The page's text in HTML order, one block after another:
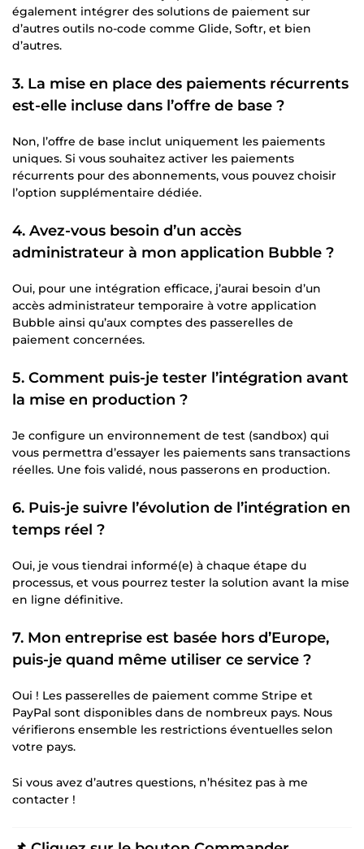
également intégrer des solutions de paiement sur
d’autres outils no-code comme Glide, Softr, et bien
d’autres.
3. La mise en place des paiements récurrents
est-elle incluse dans l’offre de base ?
Non, l’offre de base inclut uniquement les paiements
uniques. Si vous souhaitez activer les paiements
récurrents pour des abonnements, vous pouvez choisir
l’option supplémentaire dédiée.
4. Avez-vous besoin d’un accès
administrateur à mon application Bubble ?
Oui, pour une intégration efficace, j’aurai besoin d’un
accès administrateur temporaire à votre application
Bubble ainsi qu’aux comptes des passerelles de
paiement concernées.
5. Comment puis-je tester l’intégration avant
la mise en production ?
Je configure un environnement de test (sandbox) qui
vous permettra d’essayer les paiements sans transactions
réelles. Une fois validé, nous passerons en production.
6. Puis-je suivre l’évolution de l’intégration en
temps réel ?
Oui, je vous tiendrai informé(e) à chaque étape du
processus, et vous pourrez tester la solution avant la mise
en ligne définitive.
7. Mon entreprise est basée hors d’Europe,
puis-je quand même utiliser ce service ?
Oui ! Les passerelles de paiement comme Stripe et
PayPal sont disponibles dans de nombreux pays. Nous
vérifierons ensemble les restrictions éventuelles selon
votre pays.
Si vous avez d’autres questions, n’hésitez pas à me
contacter !